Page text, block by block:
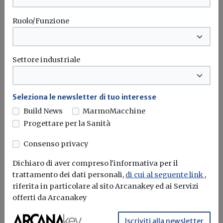
amministrativi sostenuti dallo stesso
GSE e' pari a quello stabilito dal decreto
ministeriale 24 dicembre 2014 per gli
impianti in scambio sul posto.
ART. 5 CUMULABILITA' DI INCENTIVI.
Per gli enti territoriali e locali, le tariffe
di cui al presente decreto non sono
cumulabili con gli incentivi di cui al
decreto del Ministro dello sviluppo
economico 4 luglio 2019, pubblicato nella
Gazzetta Ufficiale n. 186 del 9 agosto
2019, ne' con il meccanismo dello
scambio sul posto.
Ruolo/Funzione
Settore industriale
Seleziona le newsletter di tuo interesse
Build News
MarmoMacchine
Progettare per la Sanità
Consenso privacy
Dichiaro di aver compreso l'informativa per il
trattamento dei dati personali, di cui al seguente link ,
riferita in particolare al sito Arcanakey ed ai Servizi
offerti da Arcanakey
Iscriviti alla newsletter